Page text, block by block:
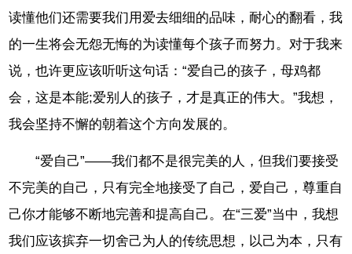
读懂他们还需要我们用爱去细细的品味，耐心的翻看，我
的一生将会无怨无悔的为读懂每个孩子而努力。对于我来
说，也许更应该听听这句话：“爱自己的孩子，母鸡都
会，这是本能;爱别人的孩子，才是真正的伟大。”我想，
我会坚持不懈的朝着这个方向发展的。
“爱自己”——我们都不是很完美的人，但我们要接受
不完美的自己，只有完全地接受了自己，爱自己，尊重自
己你才能够不断地完善和提高自己。在“三爱”当中，我想
我们应该摈弃一切舍己为人的传统思想，以己为本，只有